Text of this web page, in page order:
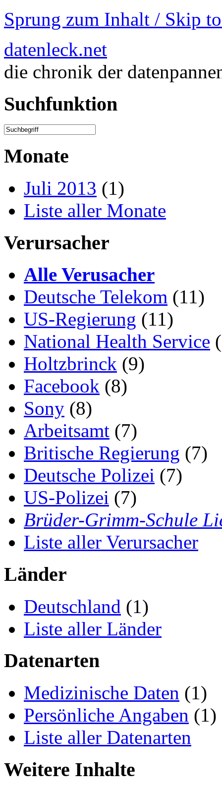
Sprung zum Inhalt / Skip
datenleck.net
die chronik der
Suchfunktion
Monate
Juli 2013 (1)
Liste aller Monate
Verursacher
Alle Verusacher
Deutsche Telekom (11)
US-Regierung (11)
National Health Service
Holtzbrinck (9)
Facebook (8)
Sony (8)
Arbeitsamt (7)
Britische Regierung (7)
Deutsche Polizei (7)
US-Polizei (7)
Brüder-Grimm-Schule
Liste aller Verursacher
Länder
Deutschland (1)
Liste aller Länder
Datenarten
Medizinische Daten (1)
Persönliche Angaben (1)
Liste aller Datenarten
Weitere Inhalte